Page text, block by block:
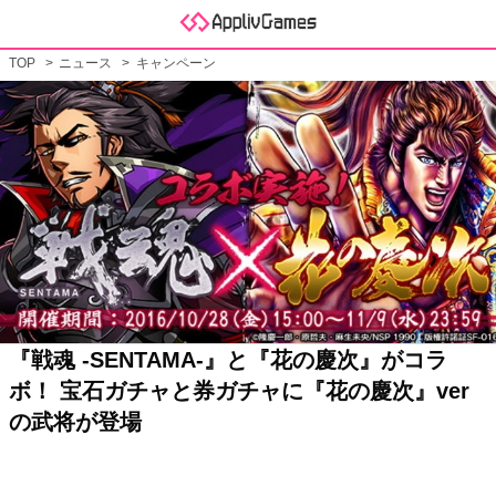
TOP ニュース キャンペーン
『戦魂 -SENTAMA-』と『花の慶次』がコラ
ボ！ 宝石ガチャと券ガチャに『花の慶次』ver
の武将が登場